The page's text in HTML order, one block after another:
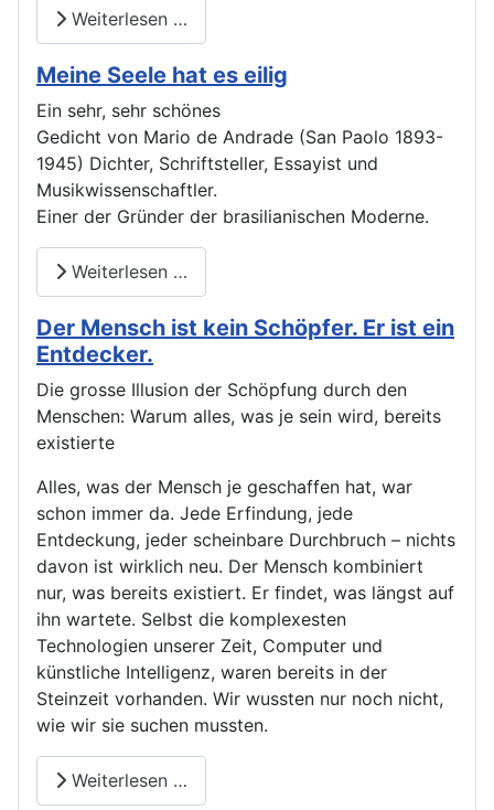
Weiterlesen …
Meine Seele hat es eilig
Ein sehr, sehr schönes
Gedicht von Mario de Andrade (San Paolo 1893-
1945) Dichter, Schriftsteller, Essayist und
Musikwissenschaftler.
Einer der Gründer der brasilianischen Moderne.
Weiterlesen …
Der Mensch ist kein Schöpfer. Er ist ein
Entdecker.
Die grosse Illusion der Schöpfung durch den
Menschen: Warum alles, was je sein wird, bereits
existierte
Alles, was der Mensch je geschaffen hat, war
schon immer da. Jede Erfindung, jede
Entdeckung, jeder scheinbare Durchbruch – nichts
davon ist wirklich neu. Der Mensch kombiniert
nur, was bereits existiert. Er findet, was längst auf
ihn wartete. Selbst die komplexesten
Technologien unserer Zeit, Computer und
künstliche Intelligenz, waren bereits in der
Steinzeit vorhanden. Wir wussten nur noch nicht,
wie wir sie suchen mussten.
Weiterlesen …